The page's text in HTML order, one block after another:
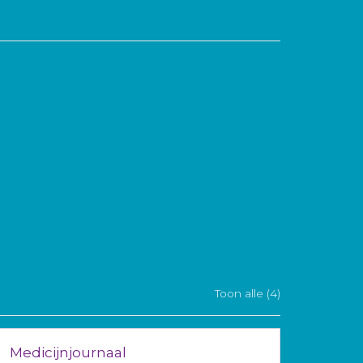
Toon alle (4)
Medicijnjournaal